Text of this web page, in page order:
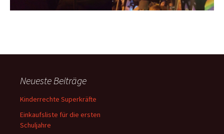
Neueste Beiträge
Kinderrechte Superkräfte
Einkaufsliste für die ersten
Schuljahre